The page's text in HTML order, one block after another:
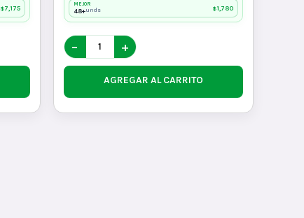
$7,175 MEJOR
48+unds $1,780
− +
AGREGAR AL CARRITO